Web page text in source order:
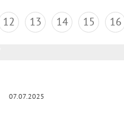
12 13 14 15 16
07.07.2025